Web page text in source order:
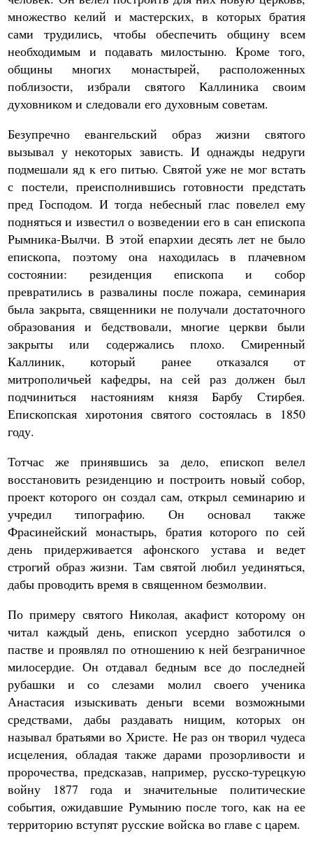
множество келий и мастерских, в которых братия
сами трудились, чтобы обеспечить общину всем
необходимым и подавать милостыню. Кроме того,
общины многих монастырей, расположенных
поблизости, избрали святого Каллиника своим
духовником и следовали его духовным советам.
Безупречно евангельский образ жизни святого
вызывал у некоторых зависть. И однажды недруги
подмешали яд к его питью. Святой уже не мог встать
с постели, преисполнившись готовности предстать
пред Господом. И тогда небесный глас повелел ему
подняться и известил о возведении его в сан епископа
Рымника-Вылчи. В этой епархии десять лет не было
епископа, поэтому она находилась в плачевном
состоянии: резиденция епископа и собор
превратились в развалины после пожара, семинария
была закрыта, священники не получали достаточного
образования и бедствовали, многие церкви были
закрыты или содержались плохо. Смиренный
Каллиник, который ранее отказался от
митрополичьей кафедры, на сей раз должен был
подчиниться настояниям князя Барбу Стирбея.
Епископская хиротония святого состоялась в 1850
году.
Тотчас же принявшись за дело, епископ велел
восстановить резиденцию и построить новый собор,
проект которого он создал сам, открыл семинарию и
учредил типографию. Он основал также
Фрасинейский монастырь, братия которого по сей
день придерживается афонского устава и ведет
строгий образ жизни. Там святой любил уединяться,
дабы проводить время в священном безмолвии.
По примеру святого Николая, акафист которому он
читал каждый день, епископ усердно заботился о
пастве и проявлял по отношению к ней безграничное
милосердие. Он отдавал бедным все до последней
рубашки и со слезами молил своего ученика
Анастасия изыскивать деньги всеми возможными
средствами, дабы раздавать нищим, которых он
называл братьями во Христе. Не раз он творил чудеса
исцеления, обладая также дарами прозорливости и
пророчества, предсказав, например, русско-турецкую
войну 1877 года и значительные политические
события, ожидавшие Румынию после того, как на ее
территорию вступят русские войска во главе с царем.